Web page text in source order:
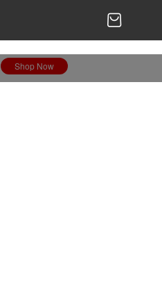
虛擬世界 現實感受
Shop Now